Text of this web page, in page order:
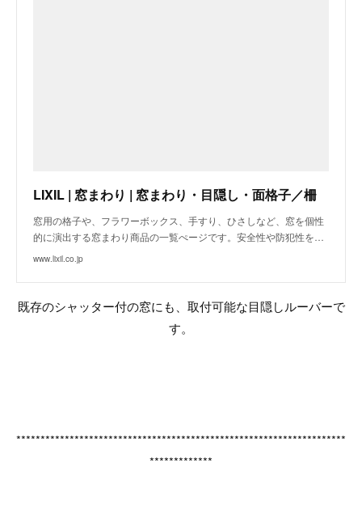
LIXIL | 窓まわり | 窓まわり・目隠し・面格子／柵
窓用の格子や、フラワーボックス、手すり、ひさしなど、窓を個性
的に演出する窓まわり商品の一覧ぺージです。安全性や防犯性を…
www.lixil.co.jp
既存のシャッター付の窓にも、取付可能な目隠しルーバーで
す。
********************************************************************
*************